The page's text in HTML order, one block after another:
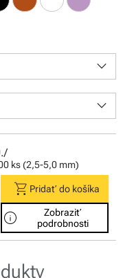
keyboard_arrow_down
keyboard_arrow_down
ks (2,5-5,0 mm)
shopping_cart Pridať do košíka
info
Zobraziť
podrobnosti